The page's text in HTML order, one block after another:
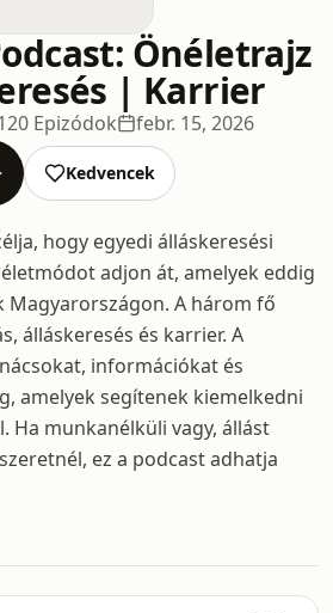
Önéletrajz
| Karrier
Epizódok febr. 15, 2026
Kedvencek
hogy egyedi álláskeresési
adjon át, amelyek eddig
Magyarországon. A három fő
álláskeresés és karrier. A
információkat és
amelyek segítenek kiemelkedni
Ha munkanélküli vagy, állást
ez a podcast adhatja